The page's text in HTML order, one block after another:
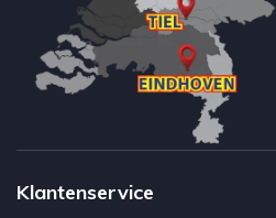
Klantenservice